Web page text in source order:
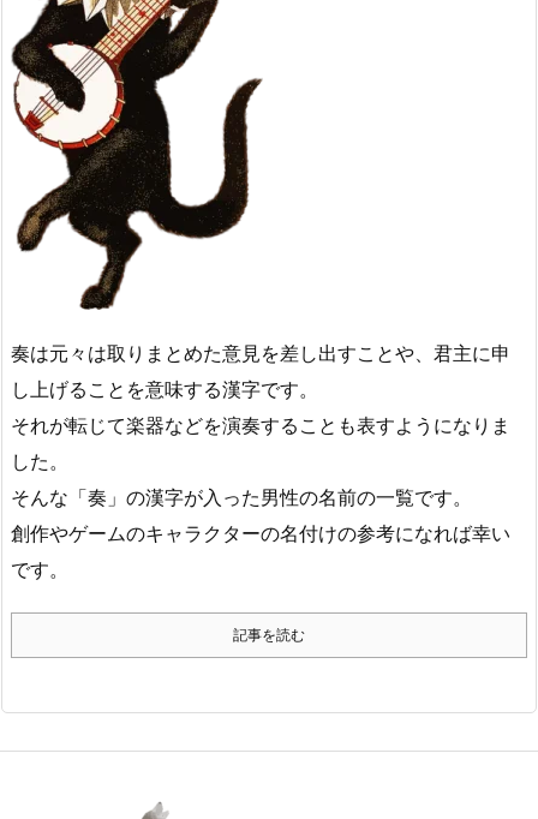
奏は元々は取りまとめた意見を差し出すことや、君主に申
し上げることを意味する漢字です。
それが転じて楽器などを演奏することも表すようになりま
した。
そんな「奏」の漢字が入った男性の名前の一覧です。
創作やゲームのキャラクターの名付けの参考になれば幸い
です。
記事を読む